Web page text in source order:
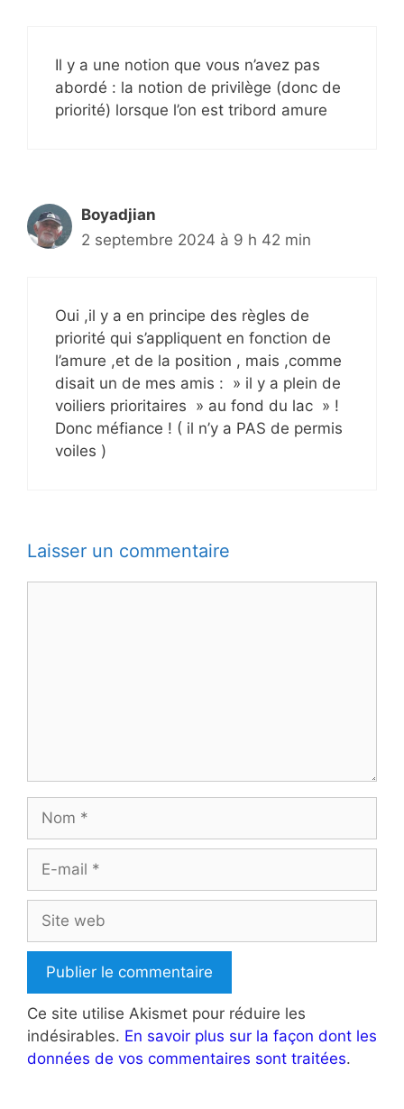
Il y a une notion que vous n’avez pas
abordé : la notion de privilège (donc de
priorité) lorsque l’on est tribord amure
Boyadjian
2 septembre 2024 à 9 h 42 min
Oui ,il y a en principe des règles de
priorité qui s’appliquent en fonction de
l’amure ,et de la position , mais ,comme
disait un de mes amis : » il y a plein de
voiliers prioritaires » au fond du lac » !
Donc méfiance ! ( il n’y a PAS de permis
voiles )
Laisser un commentaire
Nom
Site
web
Ce site utilise Akismet pour réduire les
indésirables. En savoir plus sur la façon dont les
données de vos commentaires sont traitées.